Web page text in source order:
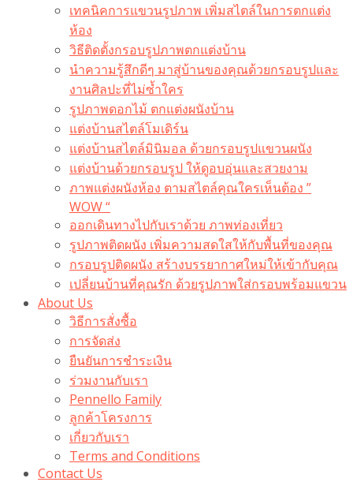
เทคนิคการแขวนรูปภาพ เพิ่มสไตล์ในการตกแต่ง
ห้อง
วิธีติดตั้งกรอบรูปภาพตกแต่งบ้าน
นำความรู้สึกดีๆ มาสู่บ้านของคุณด้วยกรอบรูปและ
งานศิลปะที่ไม่ซ้ำใคร
รูปภาพดอกไม้ ตกแต่งผนังบ้าน
แต่งบ้านสไตล์โมเดิร์น
แต่งบ้านสไตล์มินิมอล ด้วยกรอบรูปแขวนผนัง
แต่งบ้านด้วยกรอบรูป ให้ดูอบอุ่นและสวยงาม
ภาพแต่งผนังห้อง ตามสไตล์คุณใครเห็นต้อง ”
WOW “
ออกเดินทางไปกับเราด้วย ภาพท่องเที่ยว
รูปภาพติดผนัง เพิ่มความสดใสให้กับพื้นที่ของคุณ
กรอบรูปติดผนัง สร้างบรรยากาศใหม่ให้เข้ากับคุณ
เปลี่ยนบ้านที่คุณรัก ด้วยรูปภาพใส่กรอบพร้อมแขวน​
About Us
วิธีการสั่งซื้อ
การจัดส่ง
ยืนยันการชำระเงิน
ร่วมงานกับเรา
Pennello Family
ลูกค้าโครงการ
เกี่ยวกับเรา
Terms and Conditions
Contact Us